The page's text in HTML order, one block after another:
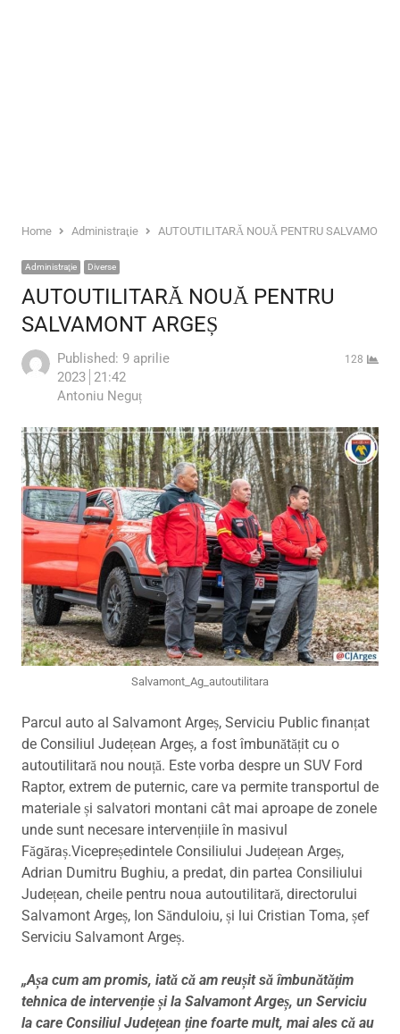
Home Administraţie AUTOUTILITARĂ NOUĂ PENTRU SALVAMONT
Administraţie Diverse
AUTOUTILITARĂ NOUĂ PENTRU
SALVAMONT ARGEȘ
Published: 9 aprilie
2023 21:42
Author
Antoniu Neguț
128
Salvamont_Ag_autoutilitara
Parcul auto al Salvamont Argeș, Serviciu Public finanțat
de Consiliul Județean Argeș, a fost îmbunătățit cu o
autoutilitară nou nouță. Este vorba despre un SUV Ford
Raptor, extrem de puternic, care va permite transportul de
materiale și salvatori montani cât mai aproape de zonele
unde sunt necesare intervențiile în masivul
Făgăraș.Vicepreședintele Consiliului Județean Argeș,
Adrian Dumitru Bughiu, a predat, din partea Consiliului
Județean, cheile pentru noua autoutilitară, directorului
Salvamont Argeș, Ion Sănduloiu, și lui Cristian Toma, șef
Serviciu Salvamont Argeș.
„Așa cum am promis, iată că am reușit să îmbunătățim
tehnica de intervenție și la Salvamont Argeș, un Serviciu
la care Consiliul Județean ține foarte mult, mai ales că au